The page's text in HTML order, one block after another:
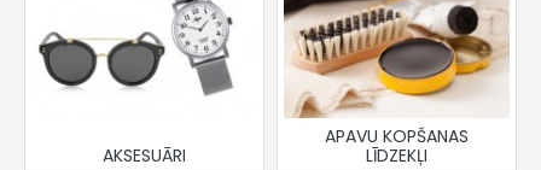
AKSESUĀRI
APAVU KOPŠANAS
LĪDZEKĻI